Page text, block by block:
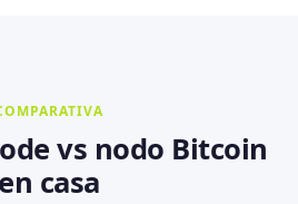
vs nodo Bitcoin
en casa